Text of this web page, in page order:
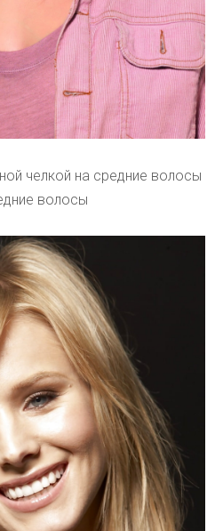
челкой на средние волосы
волосы